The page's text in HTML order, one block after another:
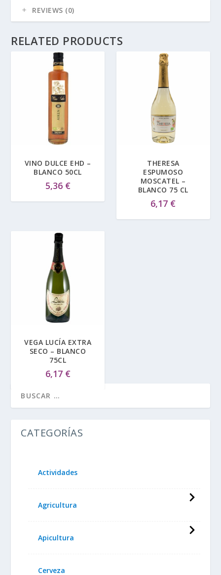
REVIEWS (0)
RELATED PRODUCTS
VINO DULCE EHD –
BLANCO 50CL
5,36 €
THERESA
ESPUMOSO
MOSCATEL –
BLANCO 75 CL
6,17 €
VEGA LUCÍA EXTRA
SECO – BLANCO
75CL
6,17 €
CATEGORÍAS
Actividades
Agricultura
Apicultura
Cerveza